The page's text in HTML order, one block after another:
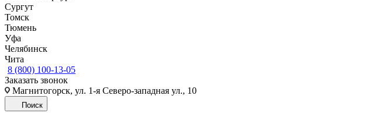
Сургут
Томск
Тюмень
Уфа
Челябинск
Чита
8 (800) 100-13-05
Заказать звонок
Магнитогорск, ул. 1-я Северо-западная ул., 10
Поиск